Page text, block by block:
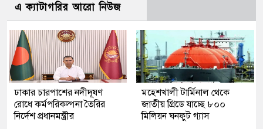
এ ক্যাটাগরির আরো নিউজ
ঢাকার চারপাশের নদীদূষণ
রোধে কর্মপরিকল্পনা তৈরির
নির্দেশ প্রধানমন্ত্রীর
মহেশখালী টার্মিনাল থেকে
জাতীয় গ্রিডে যাচ্ছে ৮০০
মিলিয়ন ঘনফুট গ্যাস